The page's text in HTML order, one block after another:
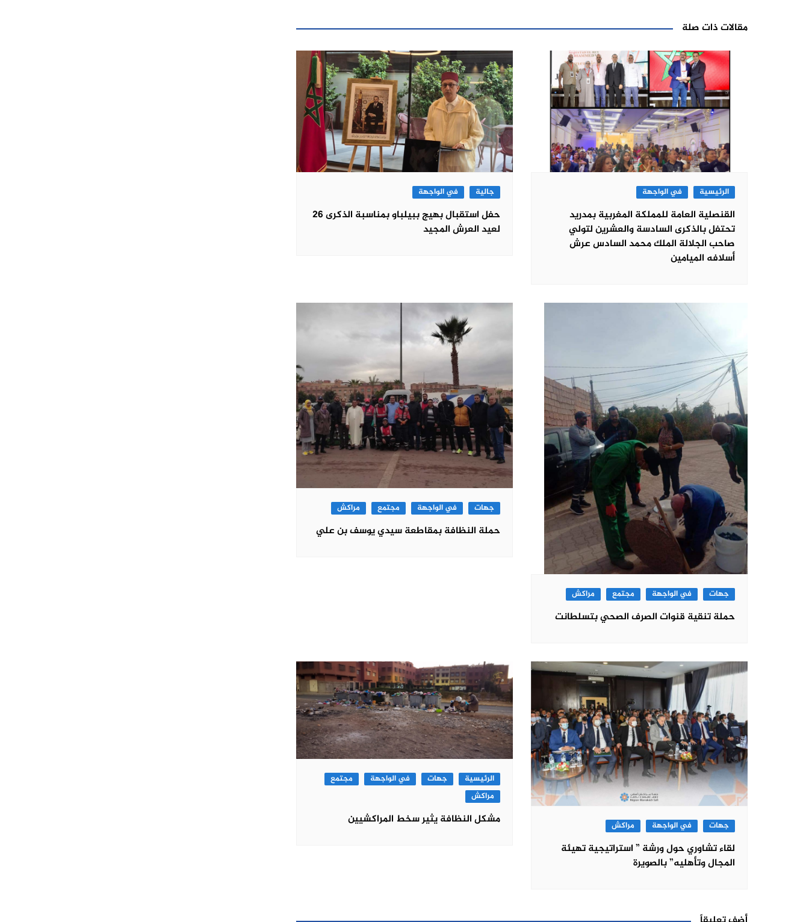
مقالات ذات صلة
الرئيسية في الواجهة
القنصلية العامة للمملكة المغربية بمدريد
تحتفل بالذكرى السادسة والعشرين لتولي
صاحب الجلالة الملك محمد السادس عرش
أسلافه الميامين
جالية في الواجهة
حفل استقبال بهيج ببيلباو بمناسبة الذكرى 26
لعيد العرش المجيد
جهات في الواجهة مجتمع مراكش
حملة تنقية قنوات الصرف الصحي بتسلطانت
جهات في الواجهة مجتمع مراكش
حملة النظافة بمقاطعة سيدي يوسف بن علي
جهات في الواجهة مراكش
لقاء تشاوري حول ورشة ” استراتيجية تهيئة
المجال وتأهليه” بالصويرة
الرئيسية جهات في الواجهة
مجتمع
مراكش
مشكل النظافة يثير سخط المراكشيين